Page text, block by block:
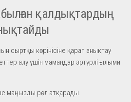
қалдықтардың
сыртқы көрінісіне қарап анықтау
алу үшін мамандар әртүрлі ғылыми
маңызды рөл атқарады.